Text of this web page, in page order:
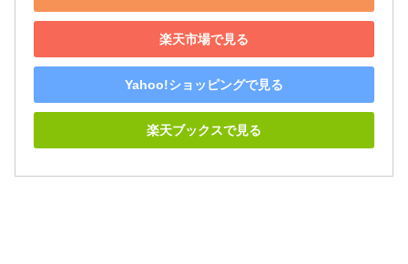
楽天市場で見る
Yahoo!ショッピングで見る
楽天ブックスで見る